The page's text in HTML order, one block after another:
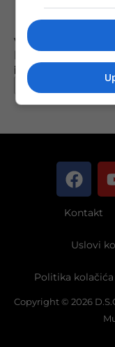
Vlada TK
KM za
Objavljeno:
Kontakt
Uslovi
Politika
Copyright © 2026